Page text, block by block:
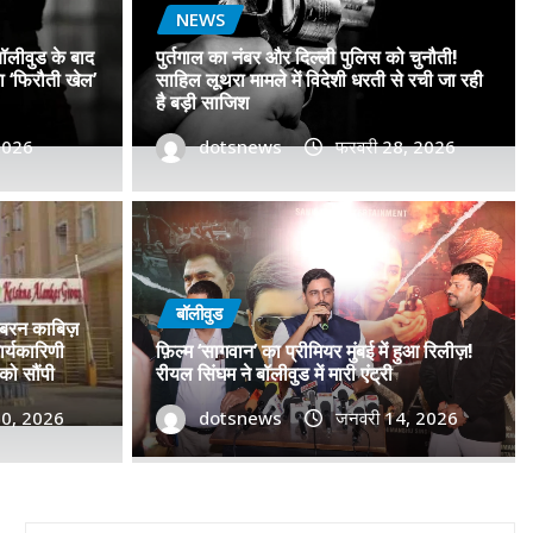
प्रमोद सावंत का ‘गोदान’ को
विमोचन कर मथुरा से फिल्म
मान!
2026
के बाद
खेल’
NEWS
पुर्तगाल का नंबर और दिल्ली पुलिस को चुनौती!
साहिल लूथरा मामले में विदेशी धरती से रची जा रही
है बड़ी साजिश
dotsnews फरवरी 28, 2026
काबिज़
सौंपी
2026
बॉलीवुड
फ़िल्म ‘सागवान’ का प्रीमियर मुंबई में हुआ रिलीज़!
रीयल सिंघम ने बॉलीवुड में मारी एंट्री
dotsnews जनवरी 14, 2026